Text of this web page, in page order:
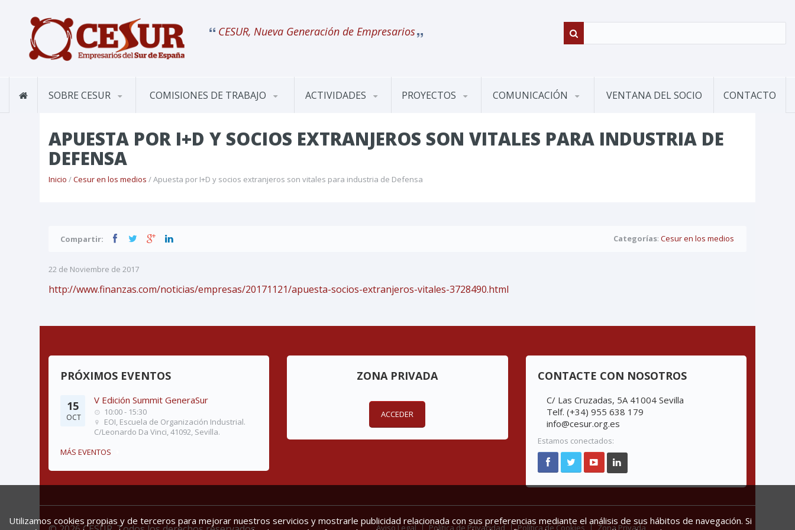
CESUR, Nueva Generación de Empresarios
SOBRE CESUR COMISIONES DE TRABAJO ACTIVIDADES PROYECTOS COMUNICACIÓN VENTANA DEL SOCIO CONTACTO
APUESTA POR I+D Y SOCIOS EXTRANJEROS SON VITALES PARA INDUSTRIA DE
DEFENSA
Inicio /Cesur en los medios / Apuesta por I+D y socios extranjeros son vitales para industria de Defensa
Compartir: Categorías:Cesur en los medios
22 de Noviembre de 2017
http://www.finanzas.com/noticias/empresas/20171121/apuesta-socios-extranjeros-vitales-3728490.html
PRÓXIMOS EVENTOS
15
OCT
V Edición Summit GeneraSur
10:00 - 15:30
EOI, Escuela de Organización Industrial.
C/Leonardo Da Vinci, 41092, Sevilla.
MÁS EVENTOS
ZONA PRIVADA
ACCEDER
CONTACTE CON NOSOTROS
C/ Las Cruzadas, 5A 41004 Sevilla
Telf. (+34) 955 638 179
info@cesur.org.es
Estamos conectados:
Aviso Legal Política de Privacidad Política de Cookies Zona Privada
Utilizamos cookies propias y de terceros para mejorar nuestros servicios y mostrarle publicidad relacionada con sus preferencias mediante el análisis de sus hábitos de navegación. Si